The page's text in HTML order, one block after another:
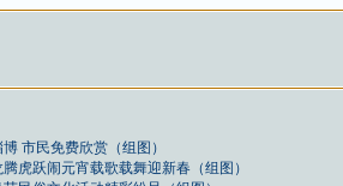
市民免费欣赏（组图）
虎跃闹元宵载歌载舞迎新春（组图）